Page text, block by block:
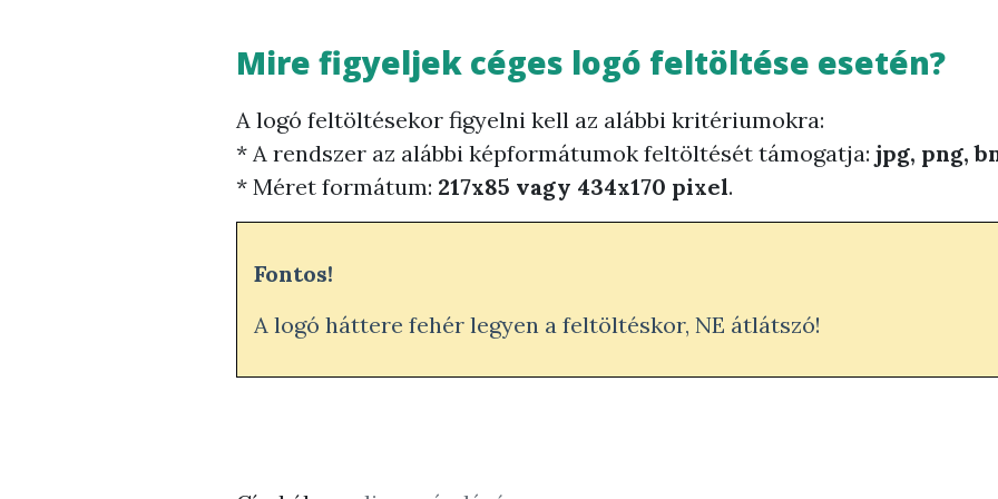
Mire figyeljek céges logó feltöltése esetén?
A logó feltöltésekor figyelni kell az alábbi kritériumokra:
* A rendszer az alábbi képformátumok feltöltését támogatja: jpg, png,
* Méret formátum: 217x85 vagy 434x170 pixel.
Fontos!
A logó háttere fehér legyen a feltöltéskor, NE átlátszó!